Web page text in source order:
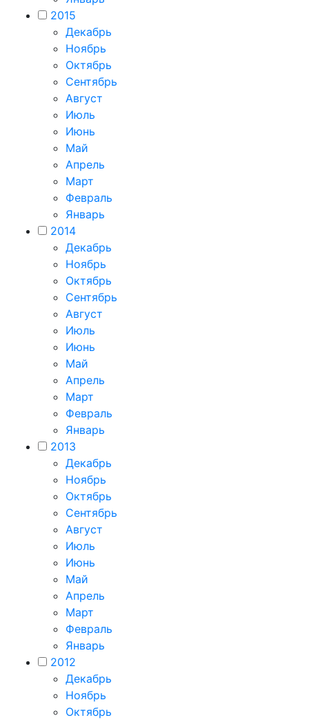
2015
Декабрь
Ноябрь
Октябрь
Сентябрь
Август
Июль
Июнь
Май
Апрель
Март
Февраль
Январь
2014
Декабрь
Ноябрь
Октябрь
Сентябрь
Август
Июль
Июнь
Май
Апрель
Март
Февраль
Январь
2013
Декабрь
Ноябрь
Октябрь
Сентябрь
Август
Июль
Июнь
Май
Апрель
Март
Февраль
Январь
2012
Декабрь
Ноябрь
Октябрь